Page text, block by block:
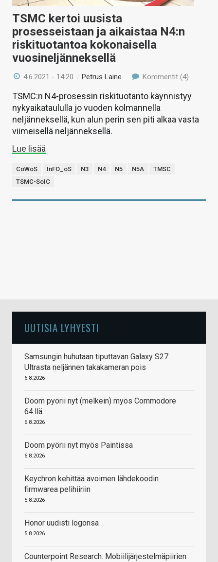
HAKU
TSMC kertoi uusista
prosesseistaan ja aikaistaa N4:n
riskituotantoa kokonaisella
vuosineljänneksellä
4.6.2021 - 14:20 /Petrus Laine Kommentit (4)
TSMC:n N4-prosessin riskituotanto käynnistyy
nykyaikataululla jo vuoden kolmannella
neljänneksellä, kun alun perin sen piti alkaa vasta
viimeisellä neljänneksellä.
Lue lisää
CoWoS InFO_oS N3 N4 N5 N5A
TMSC
TSMC-SoIC
UUTISIA LYHYESTI
Samsungin huhutaan tiputtavan Galaxy S27
Ultrasta neljännen takakameran pois
6.8.2026
Doom pyörii nyt (melkein) myös Commodore
64:llä
6.8.2026
Doom pyörii nyt myös Paintissa
6.8.2026
Keychron kehittää avoimen lähdekoodin
firmwarea pelihiiriin
5.8.2026
Honor uudisti logonsa
5.8.2026
Counterpoint Research: Mobiilijärjestelmäpiirien